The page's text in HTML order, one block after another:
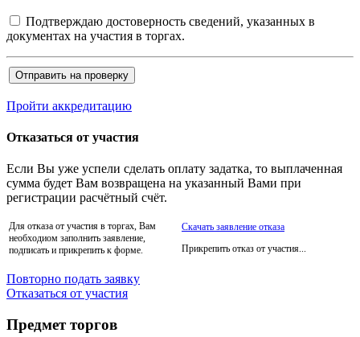
Подтверждаю достоверность сведений, указанных в
документах на участия в торгах.
Пройти аккредитацию
Отказаться от участия
Если Вы уже успели сделать оплату задатка, то выплаченная
сумма будет Вам возвращена на указанный Вами при
регистрации расчётный счёт.
Для отказа от участия в торгах, Вам
необходиом заполнить заявление,
подписать и прикрепить к форме.
Скачать заявление отказа
Прикрепить отказ от участия...
Повторно подать заявку
Отказаться от участия
Предмет торгов